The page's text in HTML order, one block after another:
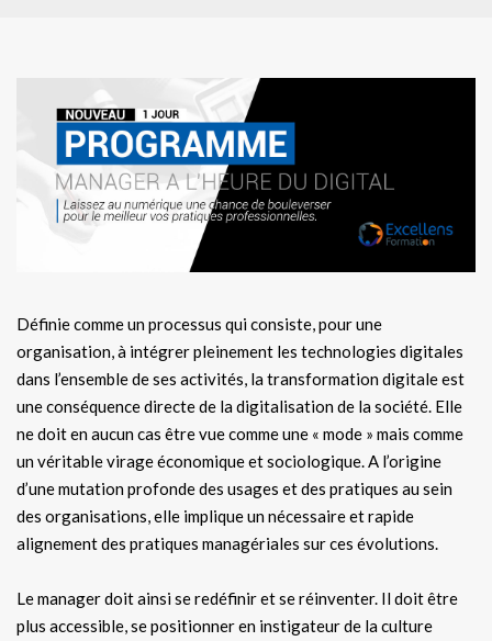
Définie comme un processus qui consiste, pour une
organisation, à intégrer pleinement les technologies digitales
dans l’ensemble de ses activités, la transformation digitale est
une conséquence directe de la digitalisation de la société. Elle
ne doit en aucun cas être vue comme une « mode » mais comme
un véritable virage économique et sociologique. A l’origine
d’une mutation profonde des usages et des pratiques au sein
des organisations, elle implique un nécessaire et rapide
alignement des pratiques managériales sur ces évolutions.
Le manager doit ainsi se redéfinir et se réinventer. Il doit être
plus accessible, se positionner en instigateur de la culture